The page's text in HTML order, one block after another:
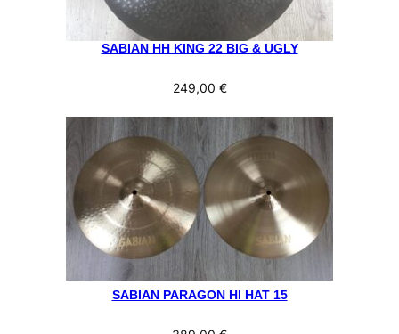
SABIAN HH KING 22 BIG & UGLY
249,00 €
SABIAN PARAGON HI HAT 15